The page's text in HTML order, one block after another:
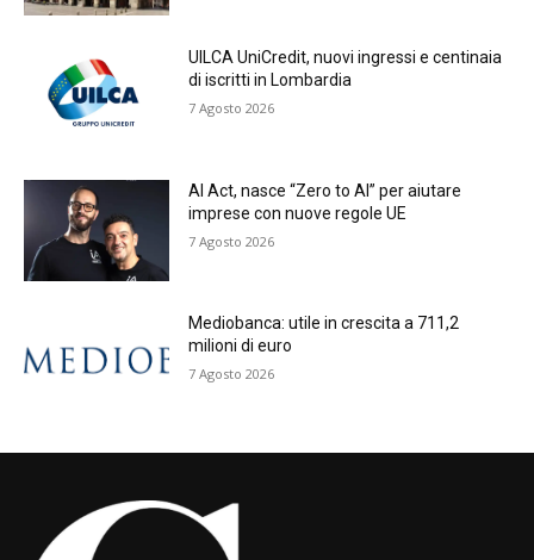
UILCA UniCredit, nuovi ingressi e centinaia
di iscritti in Lombardia
7 Agosto 2026
AI Act, nasce “Zero to AI” per aiutare
imprese con nuove regole UE
7 Agosto 2026
Mediobanca: utile in crescita a 711,2
milioni di euro
7 Agosto 2026